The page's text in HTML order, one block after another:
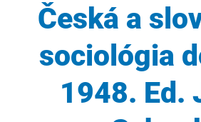
Česká a
sociológia
1948. Ed.